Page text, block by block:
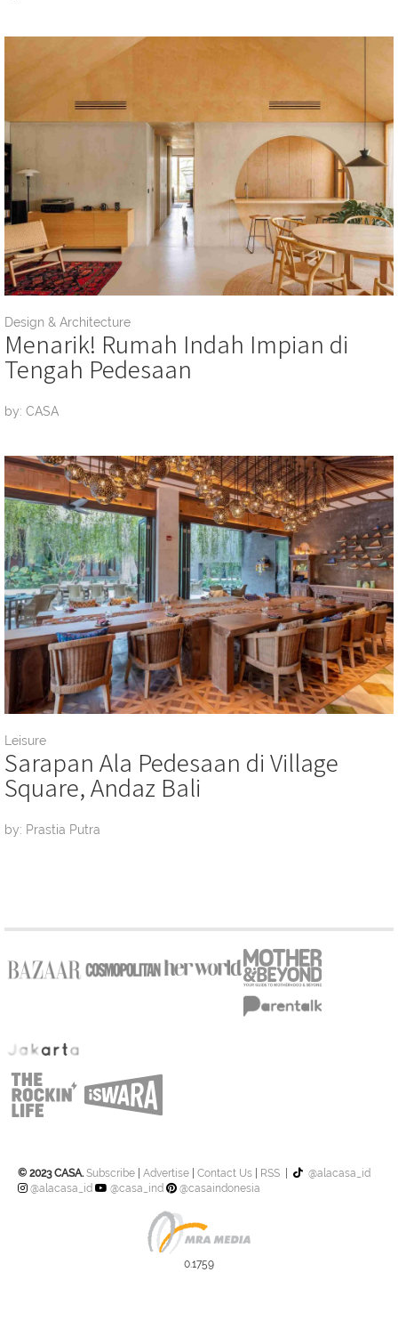
Design & Architecture
Menarik! Rumah Indah Impian di
Tengah Pedesaan
by: CASA
Leisure
Sarapan Ala Pedesaan di Village
Square, Andaz Bali
by: Prastia Putra
© 2023 CASA.Subscribe Advertise Contact Us RSS
@alacasa_id
@alacasa_id
@casa_ind @casaindonesia
0.1759